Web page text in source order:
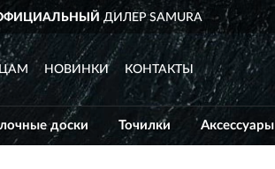
ДИЛЕР SAMURA
НОВИНКИ КОНТАКТЫ
доски Точилки Аксессуары